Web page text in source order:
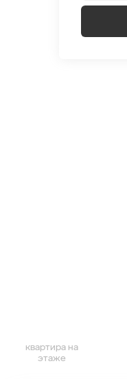
квартира на
этаже